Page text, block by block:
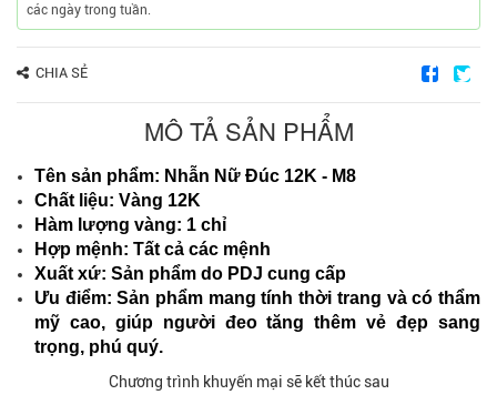
các ngày trong tuần.
CHIA SẺ
MÔ TẢ SẢN PHẨM
Tên sản phẩm: Nhẫn Nữ Đúc 12K - M8
Chất liệu: Vàng 12K
Hàm lượng vàng: 1 chỉ
Hợp mệnh: Tất cả các mệnh
Xuất xứ: Sản phẩm do PDJ cung cấp
Ưu điểm: Sản phẩm mang tính thời trang và có thẩm
mỹ cao, giúp người đeo tăng thêm vẻ đẹp sang
trọng, phú quý.
Chương trình khuyến mại sẽ kết thúc sau